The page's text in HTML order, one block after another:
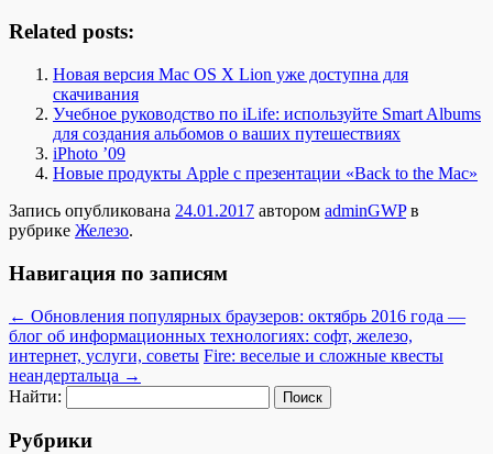
Related posts:
Новая версия Mac OS X Lion уже доступна для
скачивания
Учебное руководство по iLife: используйте Smart Albums
для создания альбомов о ваших путешествиях
iPhoto ’09
Новые продукты Apple c презентации «Back to the Mac»
Запись опубликована 24.01.2017 автором adminGWPв
рубрике Железо.
Навигация по записям
← Обновления популярных браузеров: октябрь 2016 года —
блог об информационных технологиях: софт, железо,
интернет, услуги, советы Fire: веселые и сложные квесты
неандертальца →
Найти:
Рубрики